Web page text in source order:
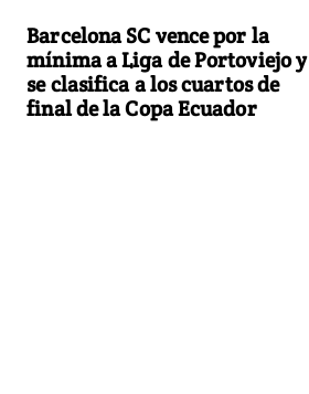
Barcelona SC vence por la
mínima a Liga de Portoviejo y
se clasifica a los cuartos de
final de la Copa Ecuador